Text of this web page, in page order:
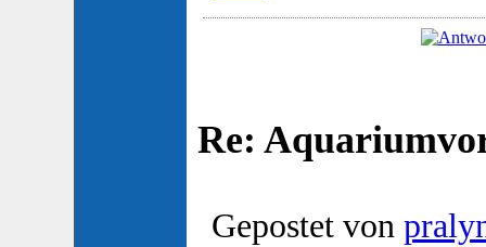
Re:
Gepostet von